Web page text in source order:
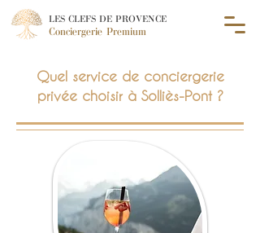
LES CLEFS DE PROVENCE
Conciergerie Premium
Quel service de conciergerie
privée choisir à Solliès-Pont ?